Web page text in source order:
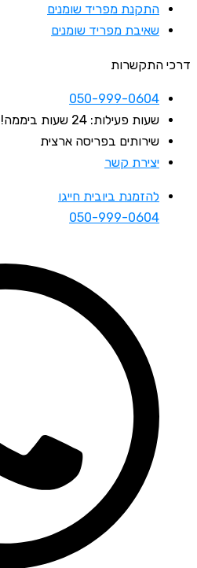
התקנת מפריד שומנים
שאיבת מפריד שומנים
דרכי התקשרות
050-999-0604
שעות פעילות: 24 שעות ביממה!
שירותים בפריסה ארצית
יצירת קשר
להזמנת ביובית חייגו
050-999-0604